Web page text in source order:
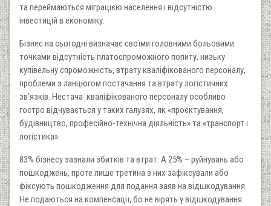
та переймаються міграцією населення і відсутністю
інвестицій в економіку.
Бізнес на сьогодні визначає своїми головними больовими
точками відсутність платоспроможного попиту, низьку
купівельну спроможність, втрату кваліфікованого персоналу,
проблеми з ланцюгом постачання та втрату логістичних
зв’язків. Нестача кваліфікованого персоналу особливо
гостро відчувається у таких галузях, як «проєктування,
будівництво, професійно-технічна діяльність» та «транспорт і
логістика».
83% бізнесу зазнали збитків та втрат. А 25% – руйнувань або
пошкоджень, проте лише третина з них зафіксували або
фіксують пошкодження для подання заяв на відшкодування.
Не подаються на компенсації, бо не вірять у відшкодування